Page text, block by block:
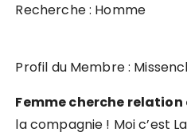
Recherche : Homme
Profil du Membre :
Femme cherche
la compagnie ! Moi c’est